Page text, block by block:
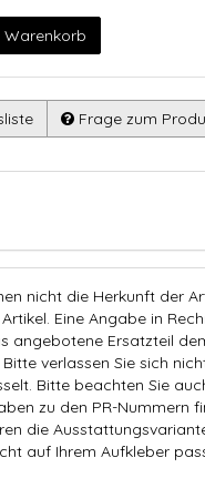
Warenkorb
Frage zum
nicht die Herkunft der
Eine Angabe in
angebotene Ersatzteil
verlassen Sie sich
Bitte beachten Sie
zu den PR-Nummern
die
auf Ihrem Aufkleber